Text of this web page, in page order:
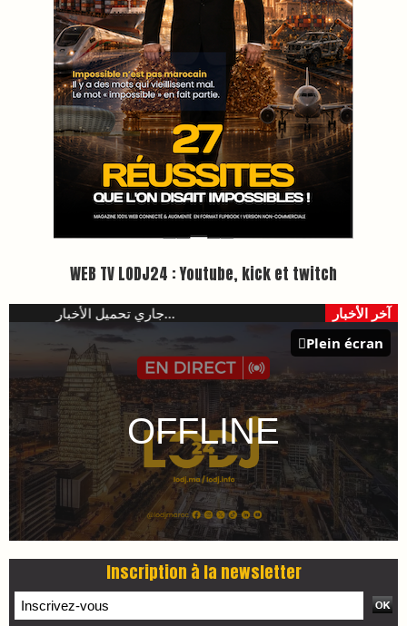
WEB TV LODJ24 : Youtube, kick et twitch
Plein écran
Inscription à la newsletter